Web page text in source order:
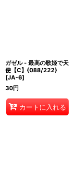
ガゼル - 最高の歌姫で天
使【C】{088/222}
[JA-6]
30円
カートに入れる